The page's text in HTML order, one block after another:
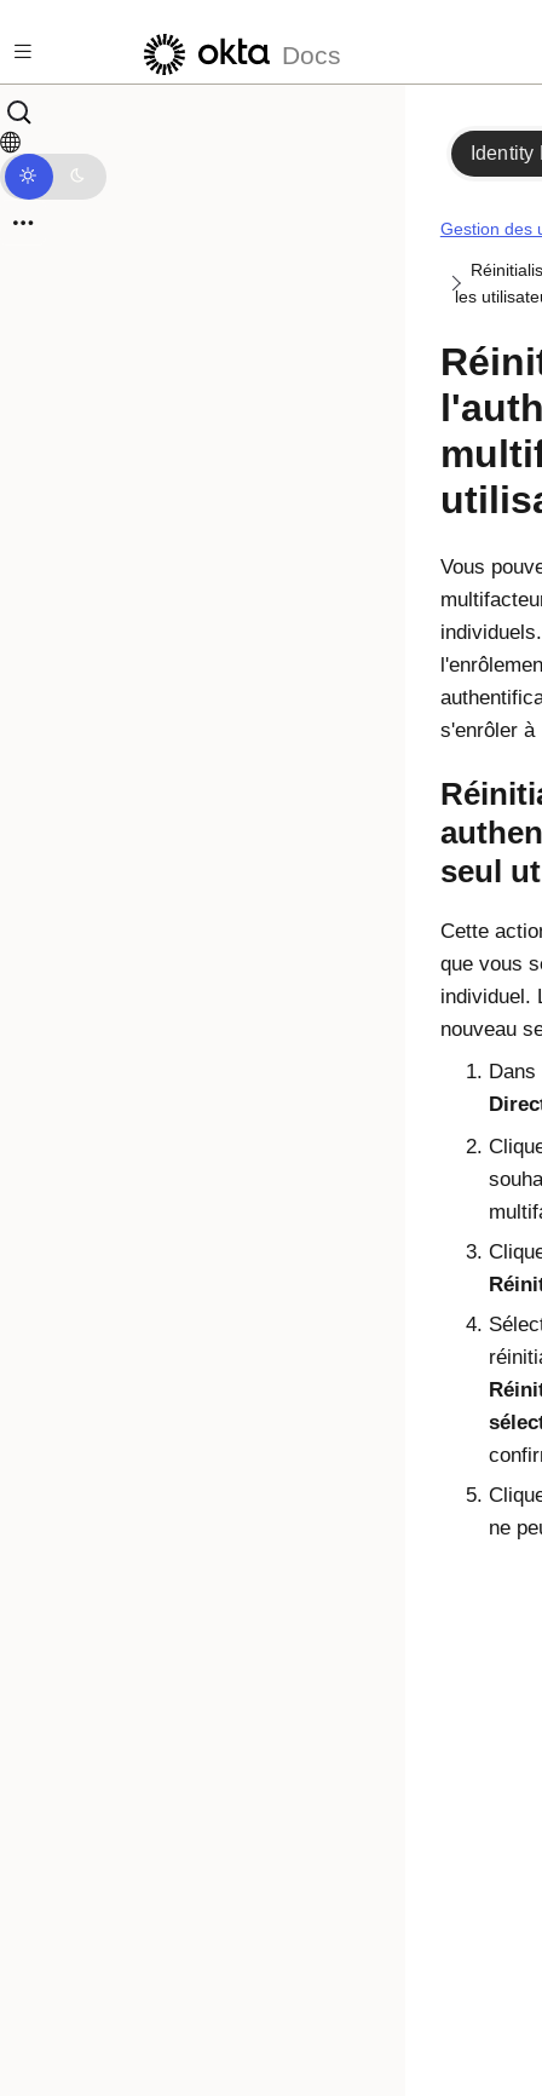
Docs
Identity
Gestion des
les
Vous
s'enrôler à
seul
Cette
que vous
individuel.
nouveau
Dans
ne